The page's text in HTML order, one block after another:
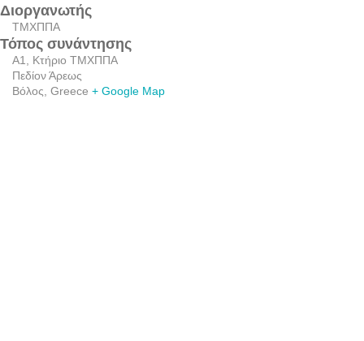
Διοργανωτής
ΤΜΧΠΠΑ
Τόπος συνάντησης
Α1, Κτήριο ΤΜΧΠΠΑ
Πεδίον Άρεως
Βόλος Greece + Google Map